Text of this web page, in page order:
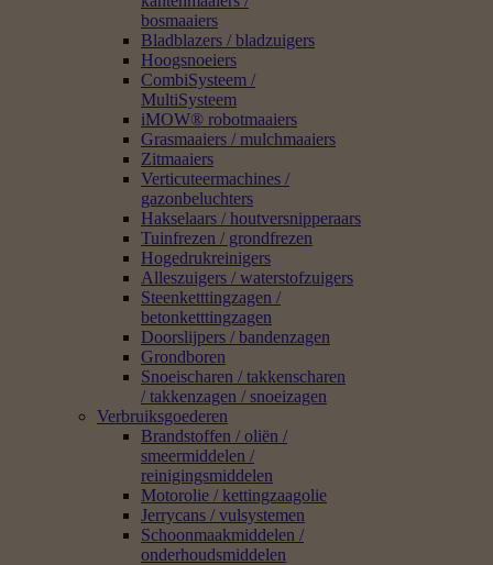
bosmaaiers
Bladblazers / bladzuigers
Hoogsnoeiers
CombiSysteem /
MultiSysteem
iMOW® robotmaaiers
Grasmaaiers / mulchmaaiers
Zitmaaiers
Verticuteermachines /
gazonbeluchters
Hakselaars / houtversnipperaars
Tuinfrezen / grondfrezen
Hogedrukreinigers
Alleszuigers / waterstofzuigers
Steenketttingzagen /
betonketttingzagen
Doorslijpers / bandenzagen
Grondboren
Snoeischaren / takkenscharen
/ takkenzagen / snoeizagen
Verbruiksgoederen
Brandstoffen / oliën /
smeermiddelen /
reinigingsmiddelen
Motorolie / kettingzaagolie
Jerrycans / vulsystemen
Schoonmaakmiddelen /
onderhoudsmiddelen